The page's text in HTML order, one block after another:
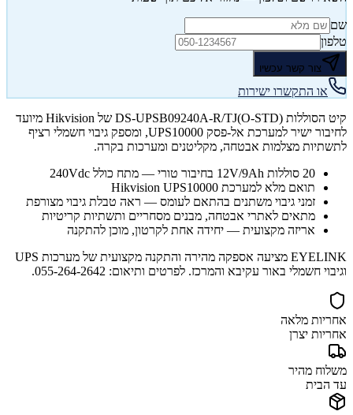
שם
טלפון
צור קשר עכשיו
או התקשרו ישירות
קיט הסוללות DS-UPSB09240A-R/TJ(O-STD) של Hikvision מיועד
לחיבור ישיר למערכת אל-פסק UPS10000, ומספק גיבוי חשמלי רציף
לתשתיות מצלמות אבטחה, מקליטנים ומערכות בקרה.
20 סוללות 12V/9Ah בחיבור טורי — מתח כולל 240Vdc
תואם מלא למערכת Hikvision UPS10000
זמני גיבוי משתנים בהתאם לעומס — ראה טבלת גיבוי מצורפת
מתאים לאתרי אבטחה, מבנים מסחריים ותשתיות קריטיות
אריזה מקצועית — יחידה אחת לקרטון, מוכן להתקנה
EYELINK מציעה אספקה מהירה והתקנה מקצועית של מערכות UPS
וגיבוי חשמלי באור עקיבא והמרכז. לפרטים ותיאום: 055-264-2642.
אחריות מלאה
אחריות יצרן
משלוח מהיר
עד הבית